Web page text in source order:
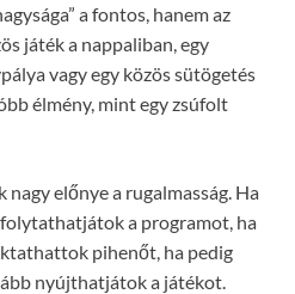
a fontos, hanem az
játék a nappaliban, egy
vagy egy közös sütögetés
élmény, mint egy zsúfolt
előnye a rugalmasság. Ha
a programot, ha
pihenőt, ha pedig
nyújthatjátok a játékot.